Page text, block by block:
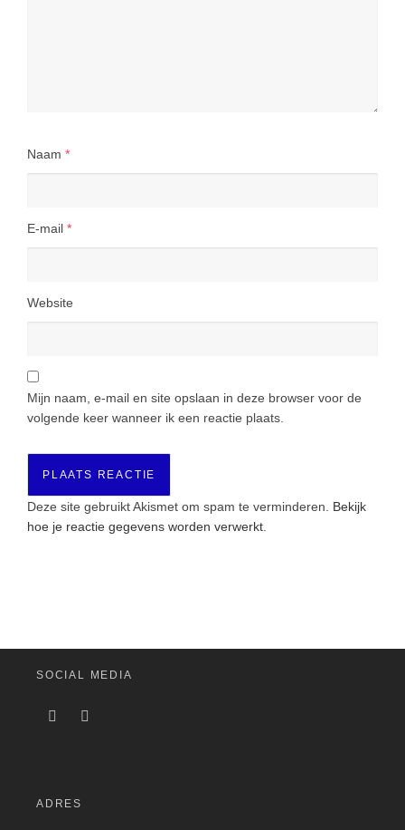
Naam *
E-mail *
Website
Mijn naam, e-mail en site opslaan in deze browser voor de
volgende keer wanneer ik een reactie plaats.
Deze site gebruikt Akismet om spam te verminderen. Bekijk
hoe je reactie gegevens worden verwerkt
SOCIAL MEDIA
ADRES